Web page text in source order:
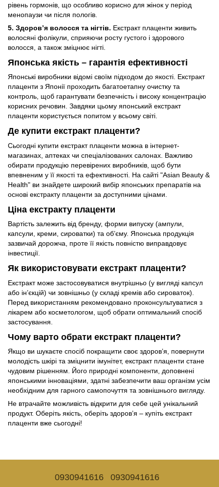
рівень гормонів, що особливо корисно для жінок у період
менопаузи чи після пологів.
5. Здоров’я волосся та нігтів. Екстракт плаценти живить
волосяні фолікули, сприяючи росту густого і здорового
волосся, а також зміцнює нігті.
Японська якість – гарантія ефективності
Японські виробники відомі своїм підходом до якості. Екстракт
плаценти з Японії проходить багатоетапну очистку та
контроль, щоб гарантувати безпечність і високу концентрацію
корисних речовин. Завдяки цьому японський екстракт
плаценти користується попитом у всьому світі.
Де купити екстракт плаценти?
Сьогодні купити екстракт плаценти можна в інтернет-
магазинах, аптеках чи спеціалізованих салонах. Важливо
обирати продукцію перевірених виробників, щоб бути
впевненим у її якості та ефективності. На сайті "Asian Beauty &
Health" ви знайдете широкий вибір японських препаратів на
основі екстракту плаценти за доступними цінами.
Ціна екстракту плаценти
Вартість залежить від бренду, форми випуску (ампули,
капсули, креми, сироватки) та об’єму. Японська продукція
зазвичай дорожча, проте її якість повністю виправдовує
інвестиції.
Як використовувати екстракт плаценти?
Екстракт може застосовуватися внутрішньо (у вигляді капсул
або ін’єкцій) чи зовнішньо (у складі кремів або сироваток).
Перед використанням рекомендовано проконсультуватися з
лікарем або косметологом, щоб обрати оптимальний спосіб
застосування.
Чому варто обрати екстракт плаценти?
Якщо ви шукаєте спосіб покращити своє здоров’я, повернути
молодість шкірі та зміцнити імунітет, екстракт плаценти стане
чудовим рішенням. Його природні компоненти, доповнені
японськими інноваціями, здатні забезпечити ваш організм усім
необхідним для гарного самопочуття та зовнішнього вигляду.
Не втрачайте можливість відкрити для себе цей унікальний
продукт. Оберіть якість, оберіть здоров’я – купіть екстракт
плаценти вже сьогодні!
0930941616 0930941616